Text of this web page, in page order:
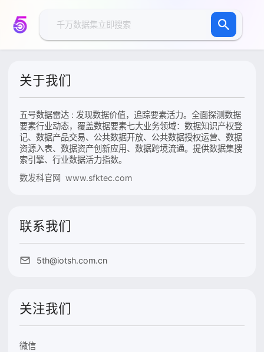
关于我们
五号数据雷达 : 发现数据价值，追踪要素活力。全面探测数据
要素行业动态，覆盖数据要素七大业务领域：数据知识产权登
记、数据产品交易、公共数据开放、公共数据授权运营、数据
资源入表、数据资产创新应用、数据跨境流通。提供数据集搜
索引擎、行业数据活力指数。
数发科官网 www.sfktec.com
联系我们
5th@iotsh.com.cn
关注我们
微信